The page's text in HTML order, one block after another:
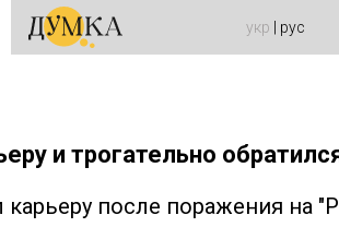
укр рус
и трогательно
после поражения на